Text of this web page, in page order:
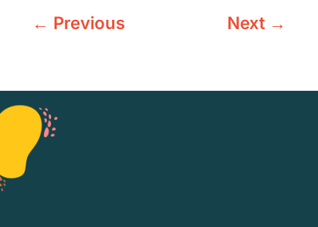
← Previous Next →